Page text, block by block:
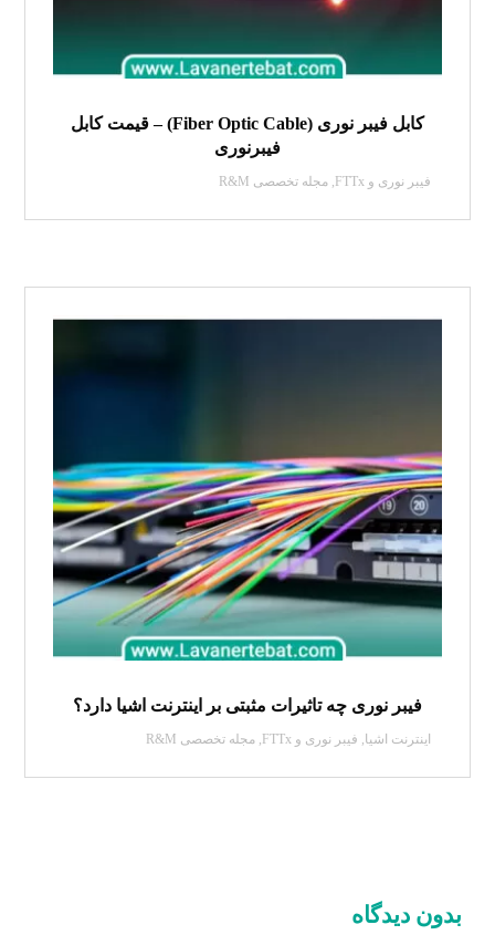
کابل فیبر نوری (Fiber Optic Cable) – قیمت کابل
فیبرنوری
فیبر نوری و FTTx ,مجله تخصصی R&M
فیبر نوری چه تاثیرات مثبتی بر اینترنت اشیا دارد؟
اینترنت اشیا, فیبر نوری و FTTx ,مجله تخصصی R&M
بدون دیدگاه